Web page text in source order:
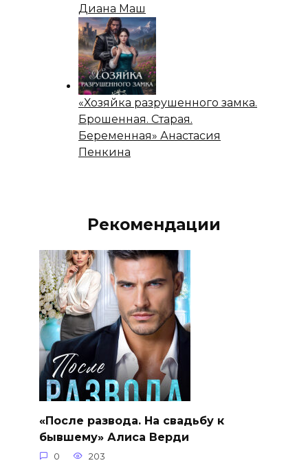
Диана Маш
«Хозяйка разрушенного замка.
Брошенная. Старая.
Беременная» Анастасия
Пенкина
Рекомендации
«После развода. На свадьбу к
бывшему» Алиса Верди
0 203